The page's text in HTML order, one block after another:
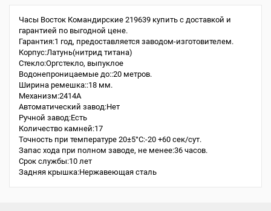
Часы Восток Командирские 219639 купить с доставкой и
гарантией по выгодной цене.
Гарантия:1 год, предоставляется заводом-изготовителем.
Корпус:Латунь(нитрид титана)
Стекло:Оргстекло, выпуклое
Водонепроницаемые до::20 метров.
Ширина ремешка::18 мм.
Механизм:2414A
Автоматический завод:Нет
Ручной завод:Есть
Количество камней:17
Точность при температуре 20±5°С:-20 +60 сек/сут.
Запас хода при полном заводе, не менее:36 часов.
Срок службы:10 лет
Задняя крышка:Нержавеющая сталь